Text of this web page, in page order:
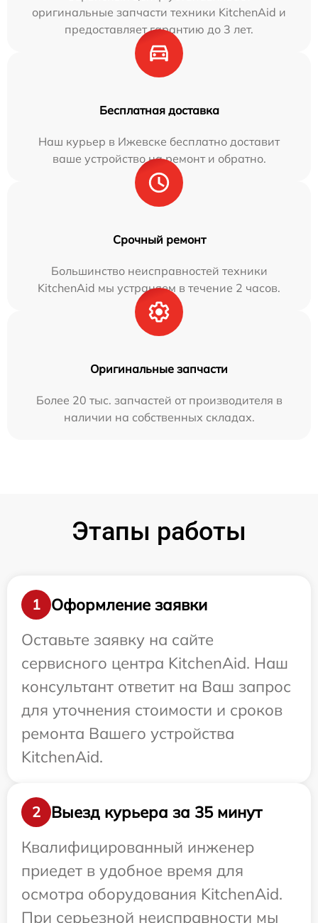
оригинальные запчасти техники KitchenAid и
предоставляет гарантию до 3 лет.
Бесплатная доставка
Наш курьер в Ижевске бесплатно доставит
ваше устройство на ремонт и обратно.
Срочный ремонт
Большинство неисправностей техники
KitchenAid мы устраняем в течение 2 часов.
Оригинальные запчасти
Более 20 тыс. запчастей от производителя в
наличии на собственных складах.
Этапы работы
1
Оформление заявки
Оставьте заявку на сайте
сервисного центра KitchenAid. Наш
консультант ответит на Ваш запрос
для уточнения стоимости и сроков
ремонта Вашего устройства
KitchenAid.
2
Выезд курьера за 35 минут
Квалифицированный инженер
приедет в удобное время для
осмотра оборудования KitchenAid.
При серьезной неисправности мы